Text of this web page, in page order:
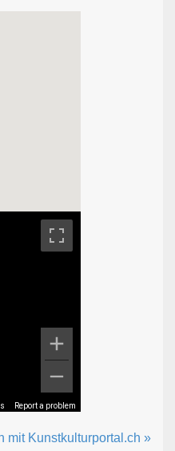
Report a problem
mit Kunstkulturportal.ch »